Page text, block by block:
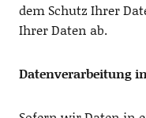
dem Schutz Ihrer
Ihrer Daten ab.
Datenverarbeitung